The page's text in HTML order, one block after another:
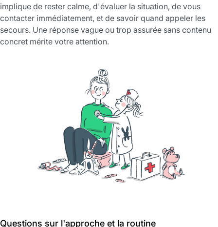
implique de rester calme, d'évaluer la situation, de vous
contacter immédiatement, et de savoir quand appeler les
secours. Une réponse vague ou trop assurée sans contenu
concret mérite votre attention.
Questions sur l'approche et la routine